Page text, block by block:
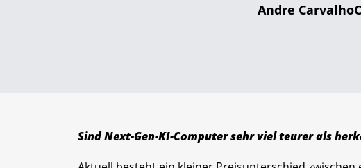
Andre
Sind Next-Gen-KI-Computer sehr viel teurer als